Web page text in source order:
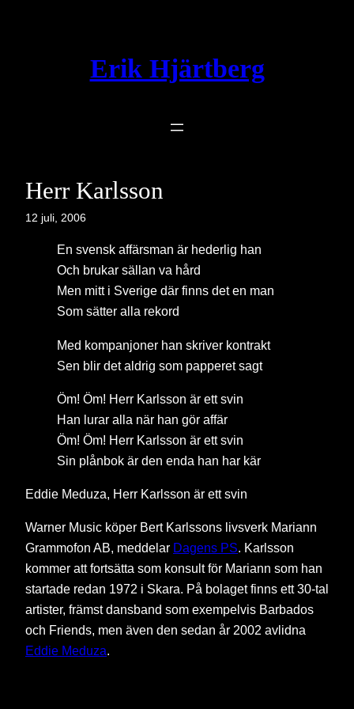
Erik Hjärtberg
Herr Karlsson
12 juli, 2006
En svensk affärsman är hederlig han
Och brukar sällan va hård
Men mitt i Sverige där finns det en man
Som sätter alla rekord
Med kompanjoner han skriver kontrakt
Sen blir det aldrig som papperet sagt
Öm! Öm! Herr Karlsson är ett svin
Han lurar alla när han gör affär
Öm! Öm! Herr Karlsson är ett svin
Sin plånbok är den enda han har kär
Eddie Meduza, Herr Karlsson är ett svin
Warner Music köper Bert Karlssons livsverk Mariann
Grammofon AB, meddelar Dagens PS. Karlsson
kommer att fortsätta som konsult för Mariann som han
startade redan 1972 i Skara. På bolaget finns ett 30-tal
artister, främst dansband som exempelvis Barbados
och Friends, men även den sedan år 2002 avlidna
Eddie Meduza.